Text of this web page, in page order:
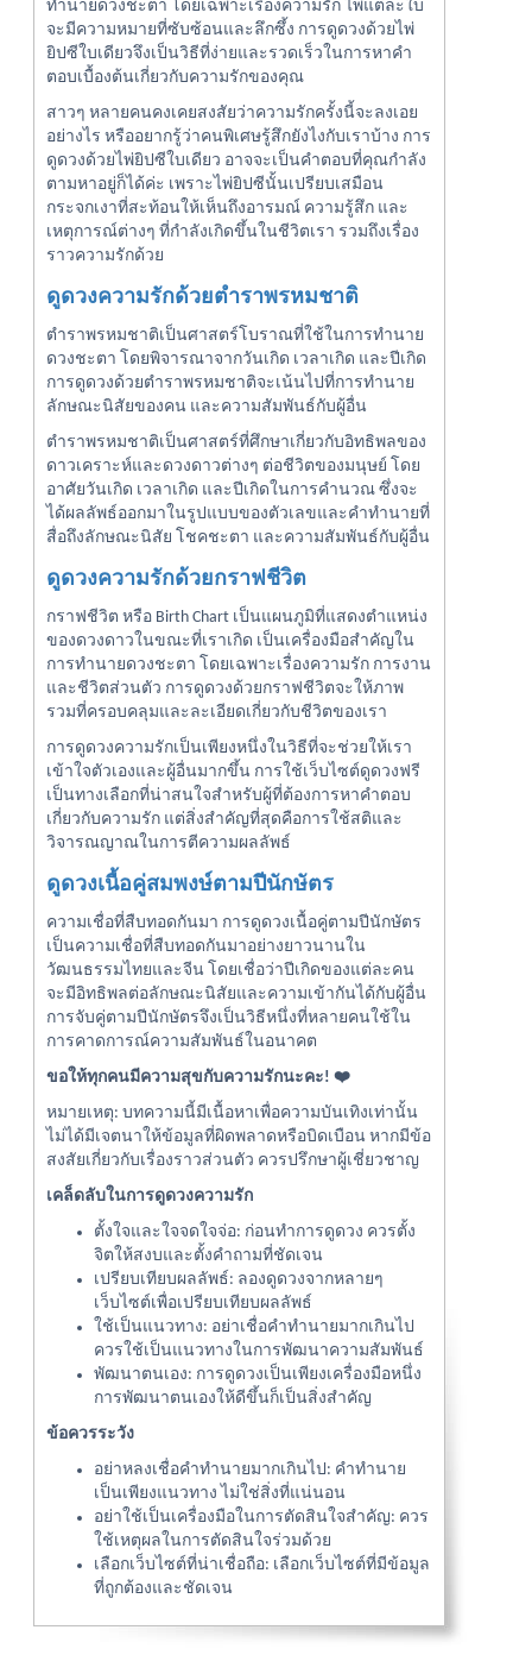
ทำนายดวงชะตา โดยเฉพาะเรื่องความรัก ไพ่แต่ละใบ
จะมีความหมายที่ซับซ้อนและลึกซึ้ง การดูดวงด้วยไพ่
ยิปซีใบเดียวจึงเป็นวิธีที่ง่ายและรวดเร็วในการหาคำ
ตอบเบื้องต้นเกี่ยวกับความรักของคุณ
สาวๆ หลายคนคงเคยสงสัยว่าความรักครั้งนี้จะลงเอย
อย่างไร หรืออยากรู้ว่าคนพิเศษรู้สึกยังไงกับเราบ้าง การ
ดูดวงด้วยไพ่ยิปซีใบเดียว อาจจะเป็นคำตอบที่คุณกำลัง
ตามหาอยู่ก็ได้ค่ะ เพราะไพ่ยิปซีนั้นเปรียบเสมือน
กระจกเงาที่สะท้อนให้เห็นถึงอารมณ์ ความรู้สึก และ
เหตุการณ์ต่างๆ ที่กำลังเกิดขึ้นในชีวิตเรา รวมถึงเรื่อง
ราวความรักด้วย
ดูดวงความรักด้วยตำราพรหมชาติ
ตำราพรหมชาติเป็นศาสตร์โบราณที่ใช้ในการทำนาย
ดวงชะตา โดยพิจารณาจากวันเกิด เวลาเกิด และปีเกิด
การดูดวงด้วยตำราพรหมชาติจะเน้นไปที่การทำนาย
ลักษณะนิสัยของคน และความสัมพันธ์กับผู้อื่น
ตำราพรหมชาติเป็นศาสตร์ที่ศึกษาเกี่ยวกับอิทธิพลของ
ดาวเคราะห์และดวงดาวต่างๆ ต่อชีวิตของมนุษย์ โดย
อาศัยวันเกิด เวลาเกิด และปีเกิดในการคำนวณ ซึ่งจะ
ได้ผลลัพธ์ออกมาในรูปแบบของตัวเลขและคำทำนายที่
สื่อถึงลักษณะนิสัย โชคชะตา และความสัมพันธ์กับผู้อื่น
ดูดวงความรักด้วยกราฟชีวิต
กราฟชีวิต หรือ Birth Chart เป็นแผนภูมิที่แสดงตำแหน่ง
ของดวงดาวในขณะที่เราเกิด เป็นเครื่องมือสำคัญใน
การทำนายดวงชะตา โดยเฉพาะเรื่องความรัก การงาน
และชีวิตส่วนตัว การดูดวงด้วยกราฟชีวิตจะให้ภาพ
รวมที่ครอบคลุมและละเอียดเกี่ยวกับชีวิตของเรา
การดูดวงความรักเป็นเพียงหนึ่งในวิธีที่จะช่วยให้เรา
เข้าใจตัวเองและผู้อื่นมากขึ้น การใช้เว็บไซต์ดูดวงฟรี
เป็นทางเลือกที่น่าสนใจสำหรับผู้ที่ต้องการหาคำตอบ
เกี่ยวกับความรัก แต่สิ่งสำคัญที่สุดคือการใช้สติและ
วิจารณญาณในการตีความผลลัพธ์
ดูดวงเนื้อคู่สมพงษ์ตามปีนักษัตร
ความเชื่อที่สืบทอดกันมา การดูดวงเนื้อคู่ตามปีนักษัตร
เป็นความเชื่อที่สืบทอดกันมาอย่างยาวนานใน
วัฒนธรรมไทยและจีน โดยเชื่อว่าปีเกิดของแต่ละคน
จะมีอิทธิพลต่อลักษณะนิสัยและความเข้ากันได้กับผู้อื่น
การจับคู่ตามปีนักษัตรจึงเป็นวิธีหนึ่งที่หลายคนใช้ใน
การคาดการณ์ความสัมพันธ์ในอนาคต
ขอให้ทุกคนมีความสุขกับความรักนะคะ! ❤️
หมายเหตุ: บทความนี้มีเนื้อหาเพื่อความบันเทิงเท่านั้น
ไม่ได้มีเจตนาให้ข้อมูลที่ผิดพลาดหรือบิดเบือน หากมีข้อ
สงสัยเกี่ยวกับเรื่องราวส่วนตัว ควรปรึกษาผู้เชี่ยวชาญ
เคล็ดลับในการดูดวงความรัก
ตั้งใจและใจจดใจจ่อ: ก่อนทำการดูดวง ควรตั้ง
จิตให้สงบและตั้งคำถามที่ชัดเจน
เปรียบเทียบผลลัพธ์: ลองดูดวงจากหลายๆ
เว็บไซต์เพื่อเปรียบเทียบผลลัพธ์
ใช้เป็นแนวทาง: อย่าเชื่อคำทำนายมากเกินไป
ควรใช้เป็นแนวทางในการพัฒนาความสัมพันธ์
พัฒนาตนเอง: การดูดวงเป็นเพียงเครื่องมือหนึ่ง
การพัฒนาตนเองให้ดีขึ้นก็เป็นสิ่งสำคัญ
ข้อควรระวัง
อย่าหลงเชื่อคำทำนายมากเกินไป: คำทำนาย
เป็นเพียงแนวทาง ไม่ใช่สิ่งที่แน่นอน
อย่าใช้เป็นเครื่องมือในการตัดสินใจสำคัญ: ควร
ใช้เหตุผลในการตัดสินใจร่วมด้วย
เลือกเว็บไซต์ที่น่าเชื่อถือ: เลือกเว็บไซต์ที่มีข้อมูล
ที่ถูกต้องและชัดเจน